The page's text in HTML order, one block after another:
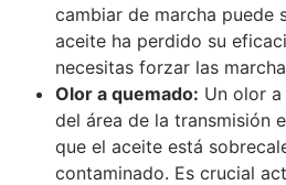
cambiar de marcha puede
aceite ha perdido su
necesitas forzar las
Olor a quemado: Un olor
del área de la transmisión
que el aceite está
contaminado. Es crucial